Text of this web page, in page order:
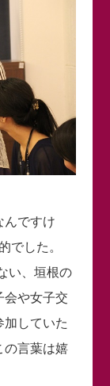
んですけ
でした。
い、垣根の
会や女子交
加していた
の言葉は嬉